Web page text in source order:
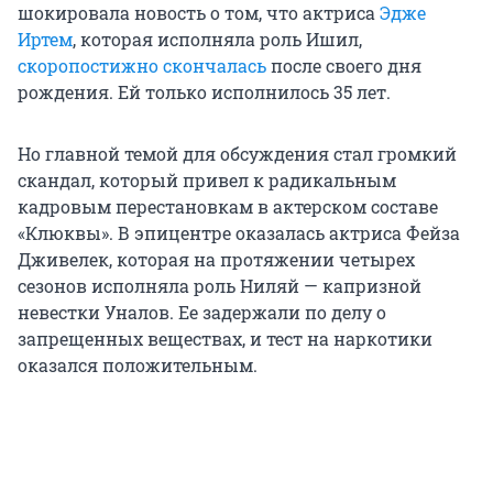
шокировала новость о том, что актриса Эдже
Иртем, которая исполняла роль Ишил,
скоропостижно скончаласьпосле своего дня
рождения. Ей только исполнилось 35 лет.
Но главной темой для обсуждения стал громкий
скандал, который привел к радикальным
кадровым перестановкам в актерском составе
«Клюквы». В эпицентре оказалась актриса Фейза
Дживелек, которая на протяжении четырех
сезонов исполняла роль Ниляй — капризной
невестки Уналов. Ее задержали по делу о
запрещенных веществах, и тест на наркотики
оказался положительным.